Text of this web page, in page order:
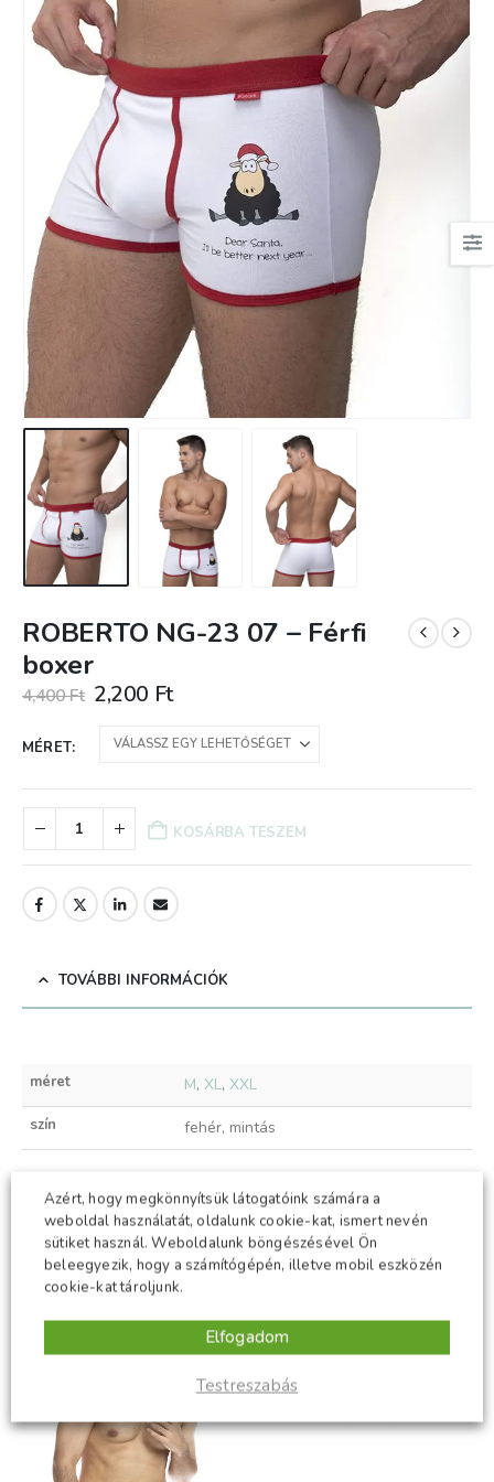
ROBERTO NG-23 07 – Férfi
boxer
4,400Ft Original
price
was:
4,400 Ft.
2,200 FtCurrent
is:
2,200 Ft.
MÉRET
KOSÁRBA TESZEM
TOVÁBBI INFORMÁCIÓK
méret M, XL, XXL
szín fehér, mintás
KAPCSOLÓDÓ TERMÉKEK
-50%
-50%
Azért, hogy megkönnyítsük látogatóink számára a
weboldal használatát, oldalunk cookie-kat, ismert nevén
sütiket használ. Weboldalunk böngészésével Ön
beleegyezik, hogy a számítógépén, illetve mobil eszközén
cookie-kat tároljunk.
Testreszabás
Elfogadom